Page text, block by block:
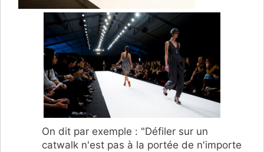
On dit par exemple : "Défiler sur un
catwalk n'est pas à la portée de n'importe